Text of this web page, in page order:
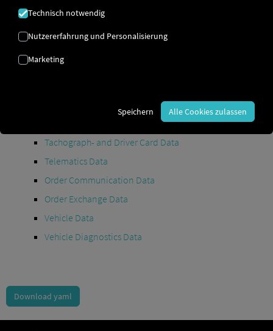
Driver Data
Maintenance Data
Tachograph- and Driver Card Data
Telematics Data
Order Communication Data
Order Exchange Data
Vehicle Data
Vehicle Diagnostics Data
Download yaml
Technisch notwendig
Nutzererfahrung und Personalisierung
Marketing
Speichern Alle Cookies zulassen